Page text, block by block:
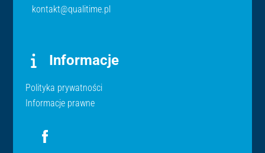
kontakt@qualitime.pl
Informacje
Polityka prywatności
Informacje prawne
Icon